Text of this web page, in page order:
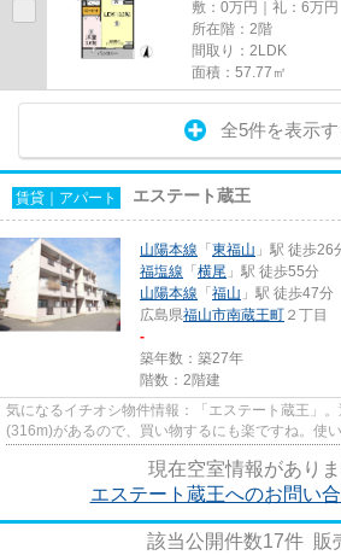
敷：0万円｜礼：6万円
所在階：2階
間取り：2LDK
面積：57.77㎡
全5件を表示す
賃貸｜アパート エステート蔵王
山陽本線 「 東福山 」駅 徒歩26
福塩線 「 横尾 」駅 徒歩55分
山陽本線 「 福山 」駅 徒歩47分
広島県福山市南蔵王町 ２丁目
-
築年数：築27年
階数：2階建
気になるイチオシ物件情報：「エステート蔵王」
(316m)があるので、買い物するにも楽ですね。使
現在空室情報がありま
エステート蔵王へのお問い
該当公開件数17件 販